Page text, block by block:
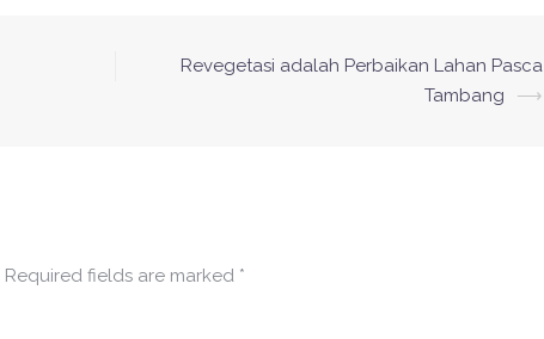
Revegetasi adalah Perbaikan Lahan Pasca
Tambang
⟶
Required fields are marked *